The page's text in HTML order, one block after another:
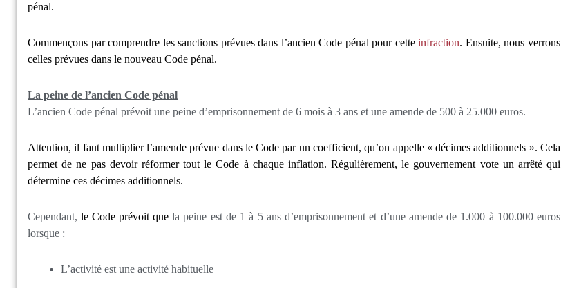
pénal.
Commençons par comprendre les sanctions prévues dans l’ancien Code pénal pour cette infraction. Ensuite, nous verrons
celles prévues dans le nouveau Code pénal.
La peine de l’ancien Code pénal
L’ancien Code pénal prévoit une peine d’emprisonnement de 6 mois à 3 ans et une amende de 500 à 25.000 euros.
Attention, il faut multiplier l’amende prévue dans le Code par un coefficient, qu’on appelle « décimes additionnels ». Cela
permet de ne pas devoir réformer tout le Code à chaque inflation. Régulièrement, le gouvernement vote un arrêté qui
détermine ces décimes additionnels.
Cependant, le Code prévoit que la peine est de 1 à 5 ans d’emprisonnement et d’une amende de 1.000 à 100.000 euros
lorsque :
L’activité est une activité habituelle